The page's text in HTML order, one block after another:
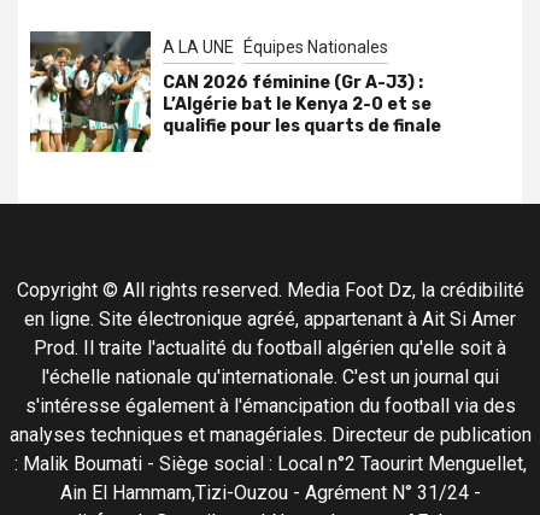
A LA UNE Équipes Nationales
CAN 2026 féminine (Gr A-J3) :
L’Algérie bat le Kenya 2-0 et se
qualifie pour les quarts de finale
Copyright © All rights reserved. Media Foot Dz, la crédibilité
en ligne. Site électronique agréé, appartenant à Ait Si Amer
Prod. Il traite l'actualité du football algérien qu'elle soit à
l'échelle nationale qu'internationale. C'est un journal qui
s'intéresse également à l'émancipation du football via des
analyses techniques et managériales. Directeur de publication
: Malik Boumati - Siège social : Local n°2 Taourirt Menguellet,
Ain El Hammam,Tizi-Ouzou - Agrément N° 31/24 -